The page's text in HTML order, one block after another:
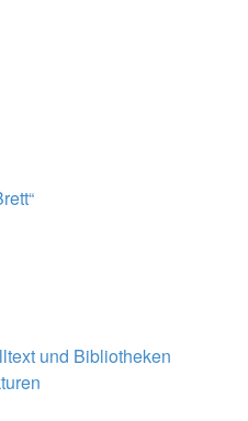
und Bibliotheken